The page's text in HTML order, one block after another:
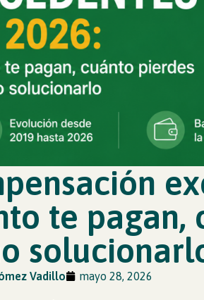
te pagan,
Vadillo mayo 28, 2026